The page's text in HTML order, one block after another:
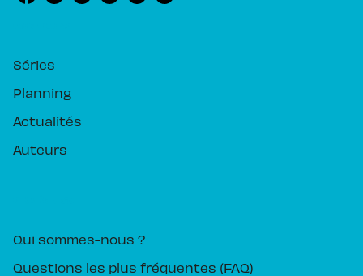
Séries
Planning
Actualités
Auteurs
Qui sommes-nous ?
Questions les plus fréquentes (FAQ)